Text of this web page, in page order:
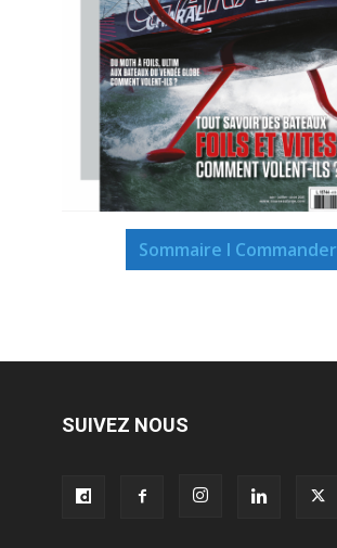
Sommaire I Commander
SUIVEZ NOUS